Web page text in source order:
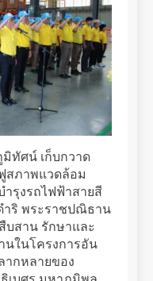
ทัศน์ เก็บกวาด
สภาพแวดล้อม
รุงรถไฟฟ้าสายสี
ำริ พระราชปณิธาน
บสาน รักษาและ
นในโครงการอัน
ากหลายของ